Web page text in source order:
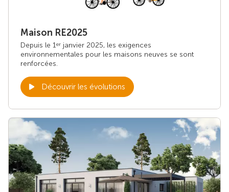
Maison RE2025
Depuis le 1er janvier 2025, les exigences
environnementales pour les maisons neuves se sont
renforcées.
Découvrir les évolutions